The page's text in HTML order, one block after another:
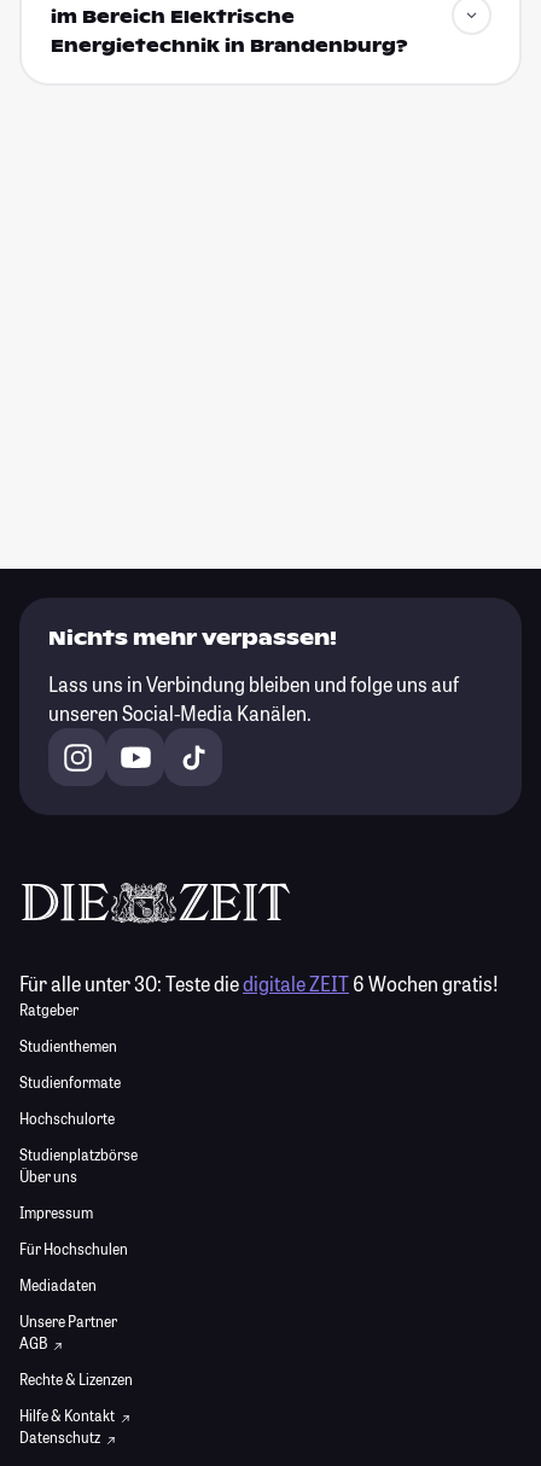
im Bereich Elektrische
Energietechnik in Brandenburg?
Nichts mehr verpassen!
Lass uns in Verbindung bleiben und folge uns auf
unseren Social-Media Kanälen.
Für alle unter 30:Teste diedigitale ZEIT6 Wochen gratis!
Ratgeber
Studienthemen
Studienformate
Hochschulorte
Studienplatzbörse
Über uns
Impressum
Für Hochschulen
Mediadaten
Unsere Partner
AGB
Rechte & Lizenzen
Hilfe & Kontakt
Datenschutz